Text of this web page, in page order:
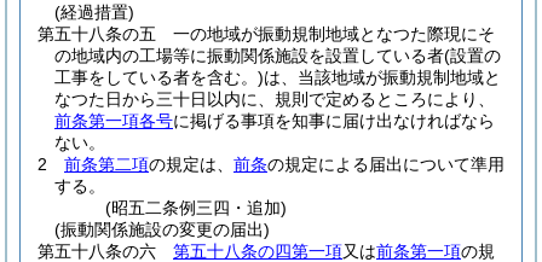
(経過措置)
第五十八条の五
一の地域が振動規制地域となつた際現にそ
の地域内の工場等に振動関係施設を設置している者(設置の
工事をしている者を含む。)は、当該地域が振動規制地域と
なつた日から三十日以内に、規則で定めるところにより、
前条第一項各号に掲げる事項を知事に届け出なければなら
ない。
2
前条第二項の規定は、 前条の規定による届出について準用
する。
(昭五二条例三四・追加)
(振動関係施設の変更の届出)
第五十八条の六
第五十八条の四第一項又は前条第一項の規